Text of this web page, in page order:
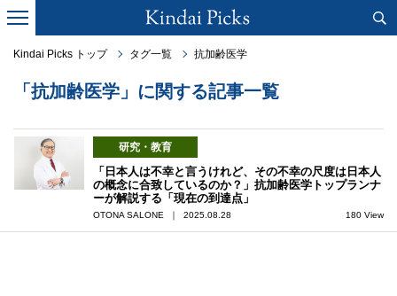
Kindai Picks トップ タグ一覧 抗加齢医学
「抗加齢医学」に関する記事一覧
研究・教育
「日本人は不幸と言うけれど、その不幸の尺度は日本人
の概念に合致しているのか？」抗加齢医学トップランナ
ーが解説する「現在の到達点」
OTONA SALONE ｜ 2025.08.28 180 View